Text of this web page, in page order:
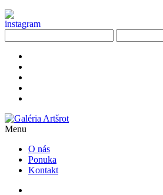
Menu
O nás
Ponuka
Kontakt